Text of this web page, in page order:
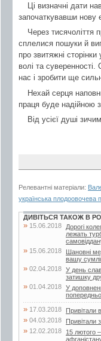
Ці визначні дати
започаткувавши нову
Через тисячоліття
сплелися пошуки й
про звитяжні
волі та
нас і зробити ще
Нехай серця
праця буде надійною
Від усієї душі
Релевантні матеріали:
українська плодоовочева
ДИВІТЬСЯ ТАКОЖ В
» 15.06.2018
Дорогі
лежать
» 15.06.2018
Шановні
вашу
» 02.04.2018 У день
затишку
» 01.04.2018 У
» 17.03.2018 Привітали
» 04.03.2018 Привітали
» 12.02.2018
15 лютого